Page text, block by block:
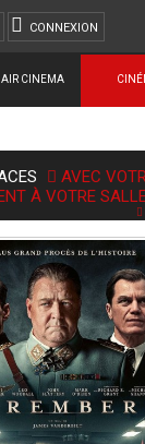
CINEMA
CONNEXION
AVEC
À VOTRE